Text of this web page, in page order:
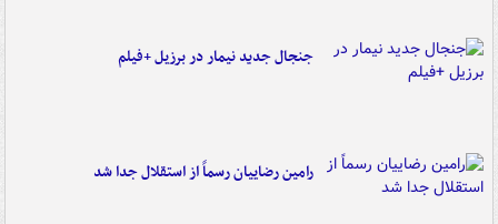
جنجال جدید نیمار در برزیل +فیلم
رامین رضاییان رسماً از استقلال جدا شد